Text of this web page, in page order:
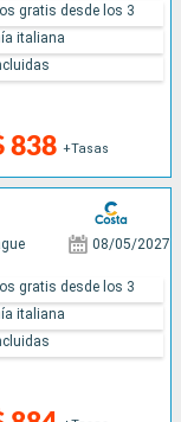
838 +Tasas
gratis desde los 3
italiana
08/05/2027
gratis desde los 3
italiana